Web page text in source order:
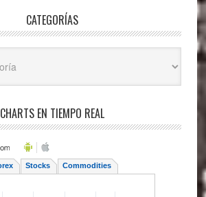
CATEGORÍAS
CHARTS EN TIEMPO REAL